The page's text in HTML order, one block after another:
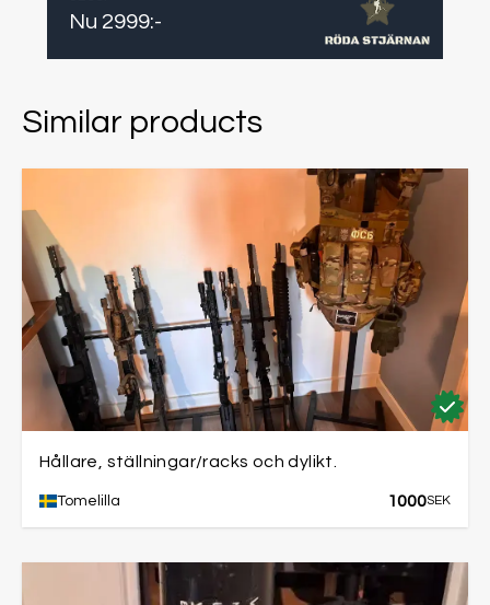
Nu 2999:-
Similar products
Hållare, ställningar/racks och dylikt.
Tomelilla 1000SEK